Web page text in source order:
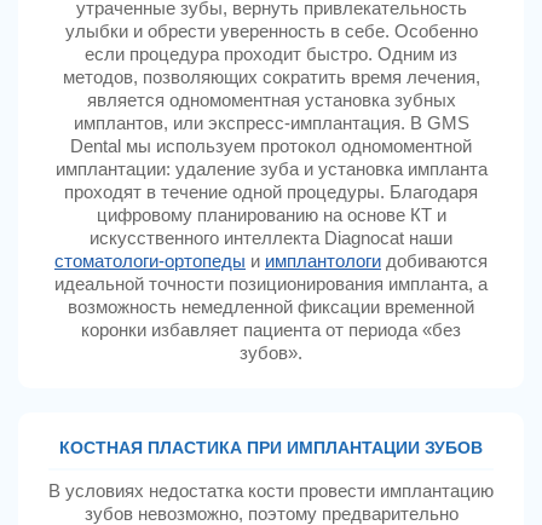
утраченные зубы, вернуть привлекательность
улыбки и обрести уверенность в себе. Особенно
если процедура проходит быстро. Одним из
методов, позволяющих сократить время лечения,
является одномоментная установка зубных
имплантов, или экспресс-имплантация. В GMS
Dental мы используем протокол одномоментной
имплантации: удаление зуба и установка импланта
проходят в течение одной процедуры. Благодаря
цифровому планированию на основе КТ и
искусственного интеллекта Diagnocat наши
стоматологи-ортопеды и имплантологи добиваются
идеальной точности позиционирования импланта, а
возможность немедленной фиксации временной
коронки избавляет пациента от периода «без
зубов».
КОСТНАЯ ПЛАСТИКА ПРИ ИМПЛАНТАЦИИ ЗУБОВ
В условиях недостатка кости провести имплантацию
зубов невозможно, поэтому предварительно